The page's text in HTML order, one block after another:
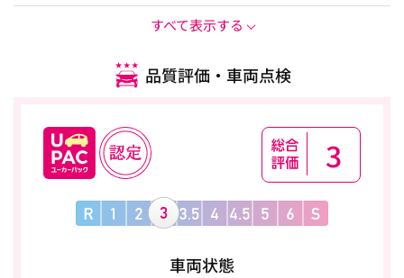
すべて表示する
品質評価・車両点検
3
車両状態